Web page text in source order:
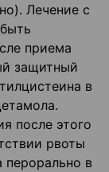
Лечение с
приема
защитный
в
после этого
рвоты
в